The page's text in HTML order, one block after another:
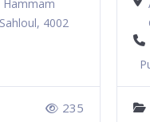
Hammam
4002
235